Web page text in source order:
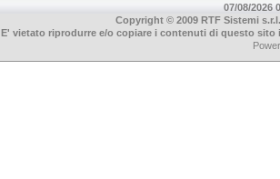
07/08/2026
Copyright © 2009 RTF Sistemi
E' vietato riprodurre e/o copiare i contenuti di questo